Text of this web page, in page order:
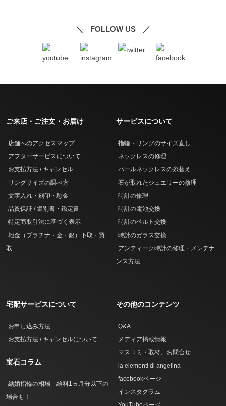
FOLLOW US
ご来店・ご注文・お届け
店舗へのアクセスマップ
アフターサービスについて
お支払方法 / キャンセル
リングサイズの調べ方
文字入れ・刻印・彫金
品質保証 / 鑑別書・鑑定書
特定商取引法に基づく表示
地金（プラチナ・金・銀）下取・買
取
サービスについて
指輪・リングのサイズ直し
ネックレスの修理
パールネックレスの糸替え
石が取れたジュエリーの修理
時計の修理
時計の電池交換
時計のベルト交換
時計のガラス交換
アンティーク時計の修理・メンテナ
ンス方法
宅配サービスについて
お申し込み方法
お支払方法 / キャンセルについて
宝石コラム
結婚指輪の相場 給料1ヵ月分以下の
場合も！
その他のコンテンツ
Q&A
メディア掲載情報
マスコミ・取材、お問合せ
la elementi di angelina
facebookページ
インスタグラム